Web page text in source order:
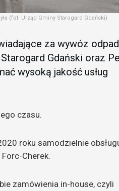
(fot. Urząd Gminy Starogard Gdański)
za wywóz
Gdański oraz
wysoką jakość usług
czasu.
roku samodzielnie
Cherek.
zamówienia in-house, czyli